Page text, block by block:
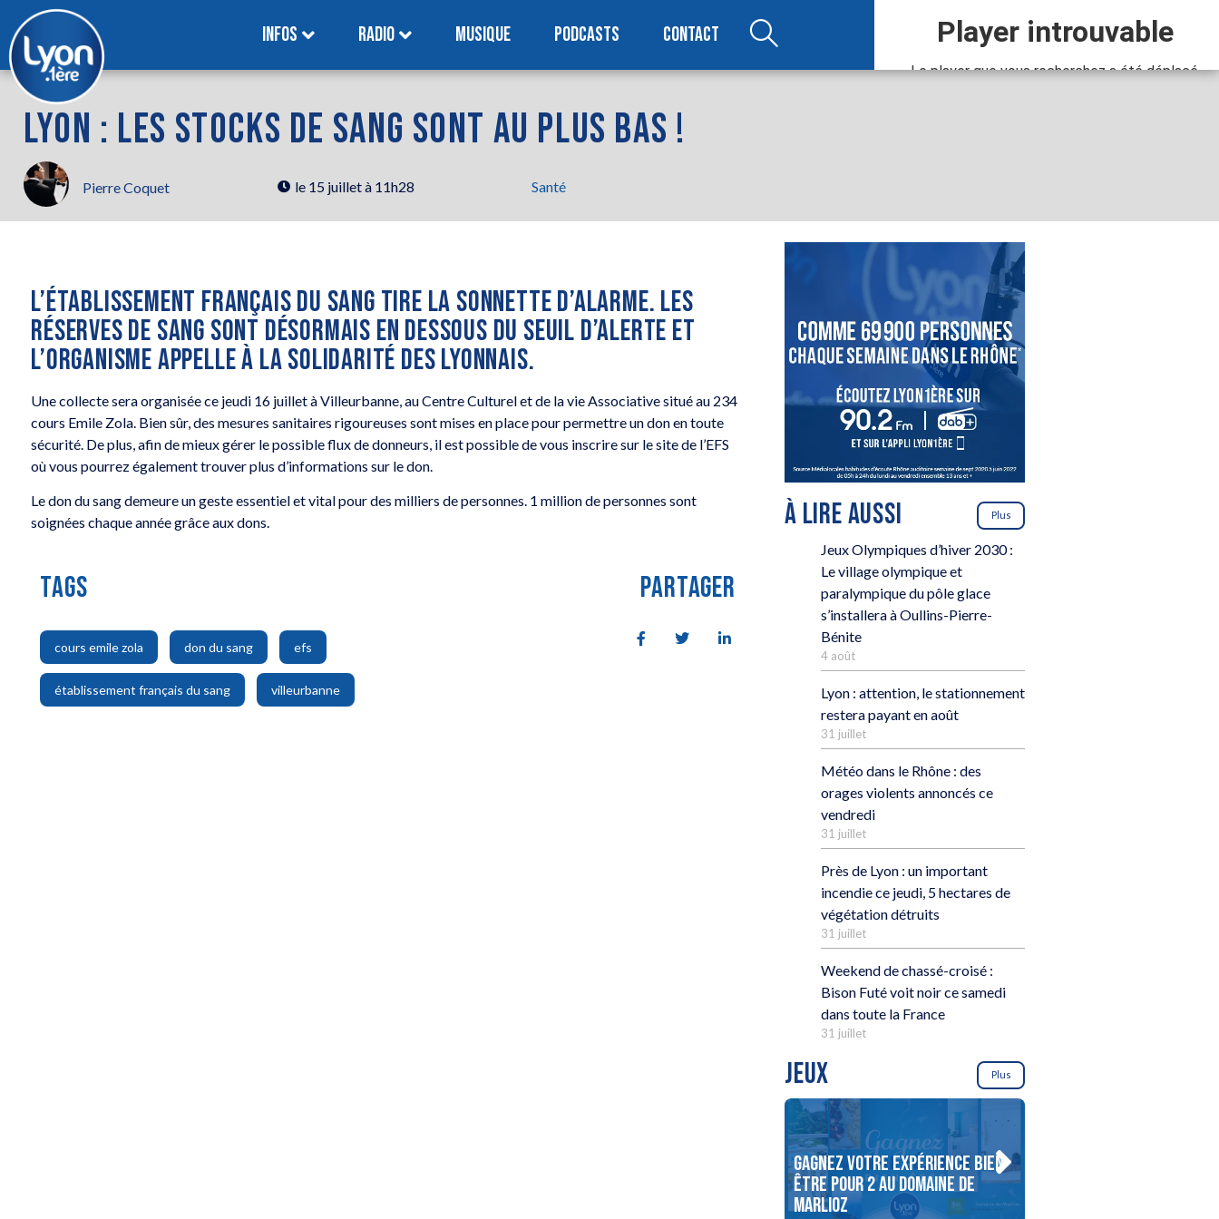
INFOS RADIO MUSIQUE PODCASTS CONTACT
LYON : LES STOCKS DE SANG SONT AU PLUS BAS !
Pierre Coquet le 15 juillet à 11h28 Santé
L’ÉTABLISSEMENT FRANÇAIS DU SANG TIRE LA SONNETTE D’ALARME. LES
RÉSERVES DE SANG SONT DÉSORMAIS EN DESSOUS DU SEUIL D’ALERTE ET
L’ORGANISME APPELLE À LA SOLIDARITÉ DES LYONNAIS.
Une collecte sera organisée ce jeudi 16 juillet à Villeurbanne, au Centre Culturel et de la vie Associative situé au 234
cours Emile Zola. Bien sûr, des mesures sanitaires rigoureuses sont mises en place pour permettre un don en toute
sécurité. De plus, afin de mieux gérer le possible flux de donneurs, il est possible de vous inscrire sur le site de l’EFS
où vous pourrez également trouver plus d’informations sur le don.
Le don du sang demeure un geste essentiel et vital pour des milliers de personnes. 1 million de personnes sont
soignées chaque année grâce aux dons.
TAGS
cours emile zola
,
don du sang
,
efs
établissement français du sang
,
villeurbanne
PARTAGER
À LIRE AUSSI Plus
Jeux Olympiques d’hiver 2030 :
Le village olympique et
paralympique du pôle glace
s’installera à Oullins-Pierre-
Bénite
4 août
Lyon : attention, le stationnement
restera payant en août
31 juillet
Météo dans le Rhône : des
orages violents annoncés ce
vendredi
31 juillet
Près de Lyon : un important
incendie ce jeudi, 5 hectares de
végétation détruits
31 juillet
Weekend de chassé-croisé :
Bison Futé voit noir ce samedi
dans toute la France
31 juillet
JEUX Plus
Gagnez votre expérience bien-
être pour 2 au domaine de
Marlioz